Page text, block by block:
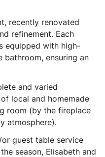
recently renovated
refinement. Each
equipped with high-
bathroom, ensuring an
and varied
local and homemade
room (by the fireplace
atmosphere).
guest table service
season, Elisabeth and